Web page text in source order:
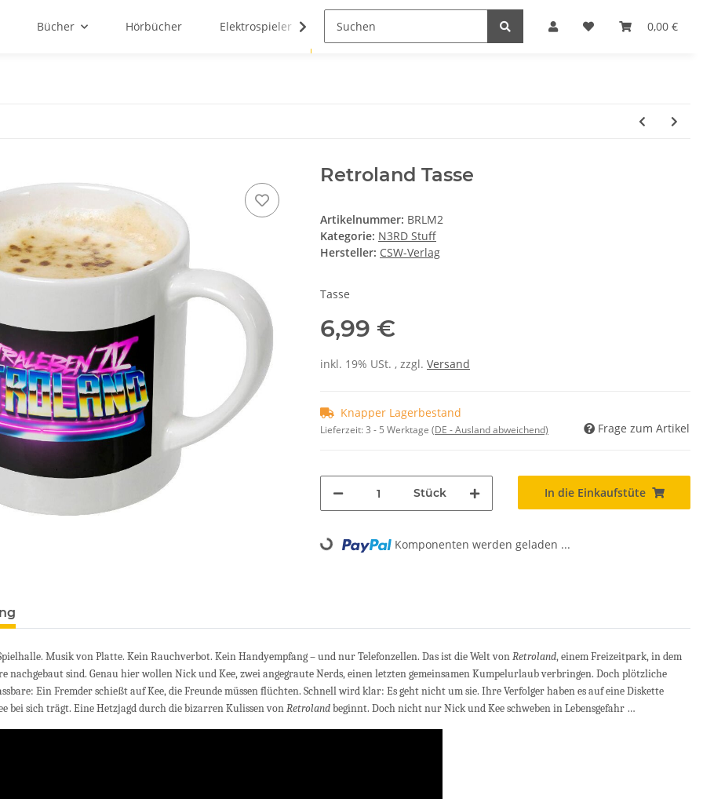
0,00 €
Bücher Hörbücher Elektrospieler N3RD Stuff RETRO Magazin RETRO Gamer
Retroland Tasse
Artikelnummer: BRLM2
Kategorie: N3RD Stuff
Hersteller: CSW-Verlag
Tasse
6,99 €
inkl. 19% USt. , zzgl. Versand
Knapper Lagerbestand
Lieferzeit:3 - 5 Werktage (DE - Ausland abweichend) Frage zum Artikel
Stück In die Einkaufstüte
Loading... Komponenten werden geladen ...
Musik von Platte. Kein Rauchverbot. Kein Handyempfang – und nur Telefonzellen. Das ist die Welt vonRetroland, einem Freizeitpark, in dem
nachgebaut sind. Genau hier wollen Nick und Kee, zwei angegraute Nerds, einen letzten gemeinsamen Kumpelurlaub verbringen. Doch plötzliche
Ein Fremder schießt auf Kee, die Freunde müssen flüchten. Schnell wird klar: Es geht nicht um sie. Ihre Verfolger haben es auf eine Diskette
bei sich trägt. Eine Hetzjagd durch die bizarren Kulissen vonRetrolandbeginnt. Doch nicht nur Nick und Kee schweben in Lebensgefahr …